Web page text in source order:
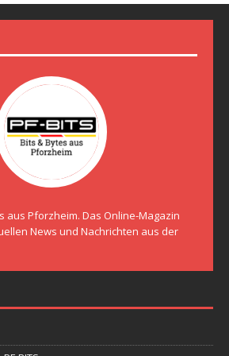
aus Pforzheim. Das Online-Magazin
News und Nachrichten aus der